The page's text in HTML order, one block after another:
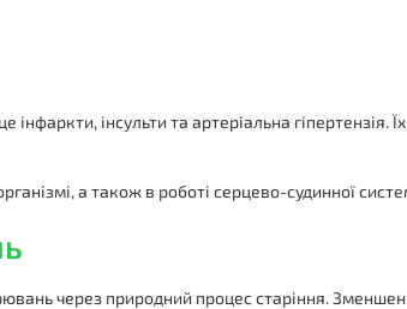
інсульти та артеріальна
а також в роботі серцево-судинної
через природний процес старіння.